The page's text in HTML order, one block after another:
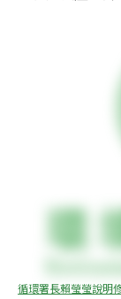
循環署長賴瑩瑩說明